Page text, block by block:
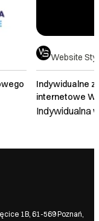
Website
Indywidualne
internetowe
Indywidualna
1B, 61-569 Poznań,